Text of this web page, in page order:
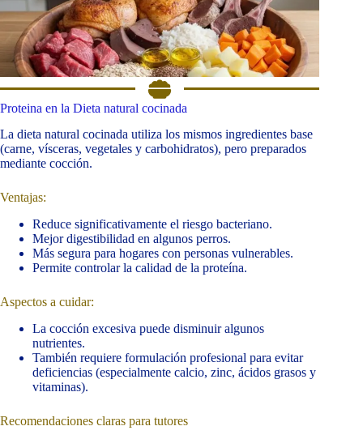
Proteina en la Dieta natural cocinada
La dieta natural cocinada utiliza los mismos ingredientes base
(carne, vísceras, vegetales y carbohidratos), pero preparados
mediante cocción.
Ventajas:
Reduce significativamente el riesgo bacteriano.
Mejor digestibilidad en algunos perros.
Más segura para hogares con personas vulnerables.
Permite controlar la calidad de la proteína.
Aspectos a cuidar:
La cocción excesiva puede disminuir algunos
nutrientes.
También requiere formulación profesional para evitar
deficiencias (especialmente calcio, zinc, ácidos grasos y
vitaminas).
Recomendaciones claras para tutores